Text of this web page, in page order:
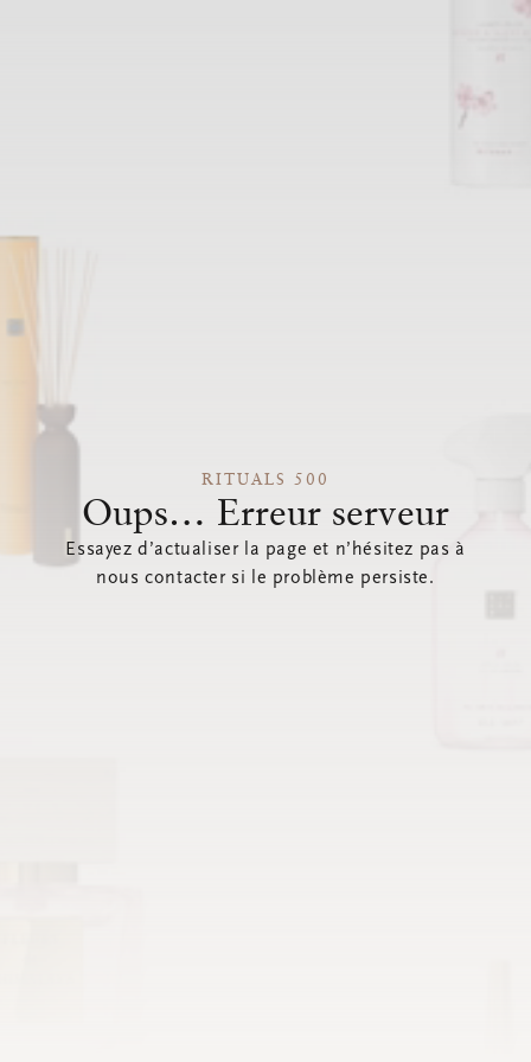
RITUALS 500
Oups… Erreur serveur
Essayez d’actualiser la page et n’hésitez pas à
nous contacter si le problème persiste.